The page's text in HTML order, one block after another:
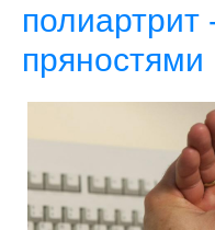
полиартрит
пряностями